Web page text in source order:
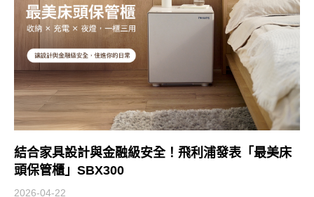
結合家具設計與金融級安全！飛利浦發表「最美床
頭保管櫃」SBX300
2026-04-22